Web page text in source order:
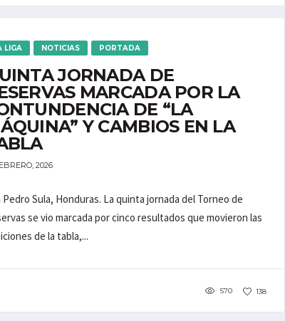
LIGA NOTICIAS PORTADA
JORNADA DE
MARCADA POR LA
DE “LA
Y CAMBIOS EN LA
2026
Pedro Sula, Honduras. La quinta jornada del Torneo de
se vio marcada por cinco resultados que movieron las
de la tabla,...
570 138